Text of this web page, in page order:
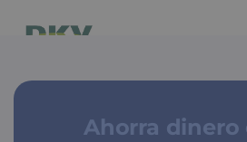
Ahorra dinero